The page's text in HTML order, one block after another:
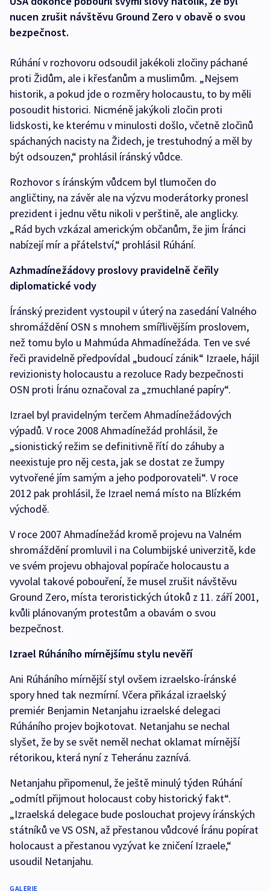
nucen zrušit návštěvu Ground Zero v obavě o svou
bezpečnost.
Rúhání v rozhovoru odsoudil jakékoli zločiny páchané
proti Židům, ale i křesťanům a muslimům. „Nejsem
historik, a pokud jde o rozměry holocaustu, to by měli
posoudit historici. Nicméně jakýkoli zločin proti
lidskosti, ke kterému v minulosti došlo, včetně zločinů
spáchaných nacisty na Židech, je trestuhodný a měl by
být odsouzen,“ prohlásil íránský vůdce.
Rozhovor s íránským vůdcem byl tlumočen do
angličtiny, na závěr ale na výzvu moderátorky pronesl
prezident i jednu větu nikoli v perštině, ale anglicky.
„Rád bych vzkázal americkým občanům, že jim Íránci
nabízejí mír a přátelství,“ prohlásil Rúhání.
Azhmadínežádovy proslovy pravidelně čeřily
diplomatické vody
Íránský prezident vystoupil v úterý na zasedání Valného
shromáždění OSN s mnohem smířlivějším proslovem,
než tomu bylo u Mahmúda Ahmadínežáda. Ten ve své
řeči pravidelně předpovídal „budoucí zánik“ Izraele, hájil
revizionisty holocaustu a rezoluce Rady bezpečnosti
OSN proti Íránu označoval za „zmuchlané papíry“.
Izrael byl pravidelným terčem Ahmadínežádových
výpadů. V roce 2008 Ahmadínežád prohlásil, že
„sionistický režim se definitivně řítí do záhuby a
neexistuje pro něj cesta, jak se dostat ze žumpy
vytvořené jím samým a jeho podporovateli“. V roce
2012 pak prohlásil, že Izrael nemá místo na Blízkém
východě.
V roce 2007 Ahmadínežád kromě projevu na Valném
shromáždění promluvil i na Columbijské univerzitě, kde
ve svém projevu obhajoval popírače holocaustu a
vyvolal takové pobouření, že musel zrušit návštěvu
Ground Zero, místa teroristických útoků z 11. září 2001,
kvůli plánovaným protestům a obavám o svou
bezpečnost.
Izrael Rúháního mírnějšímu stylu nevěří
Ani Rúháního mírnější styl ovšem izraelsko-íránské
spory hned tak nezmírní. Včera přikázal izraelský
premiér Benjamin Netanjahu izraelské delegaci
Rúháního projev bojkotovat. Netanjahu se nechal
slyšet, že by se svět neměl nechat oklamat mírnější
rétorikou, která nyní z Teheránu zaznívá.
Netanjahu připomenul, že ještě minulý týden Rúhání
„odmítl přijmout holocaust coby historický fakt“.
„Izraelská delegace bude poslouchat projevy íránských
státníků ve VS OSN, až přestanou vůdcové Íránu popírat
holocaust a přestanou vyzývat ke zničení Izraele,“
usoudil Netanjahu.
GALERIE